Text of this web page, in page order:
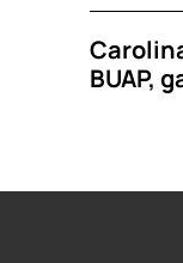
BUAP,